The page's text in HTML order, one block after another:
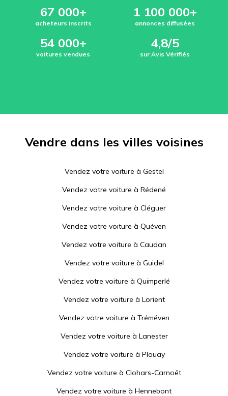
67 000+
acheteurs inscrits
1 100 000+
annonces diffusées
54 000+
voitures vendues
4,8/5
sur Avis Vérifiés
Vendre dans les villes voisines
Vendez votre voiture à Gestel
Vendez votre voiture à Rédené
Vendez votre voiture à Cléguer
Vendez votre voiture à Quéven
Vendez votre voiture à Caudan
Vendez votre voiture à Guidel
Vendez votre voiture à Quimperlé
Vendez votre voiture à Lorient
Vendez votre voiture à Tréméven
Vendez votre voiture à Lanester
Vendez votre voiture à Plouay
Vendez votre voiture à Clohars-Carnoët
Vendez votre voiture à Hennebont